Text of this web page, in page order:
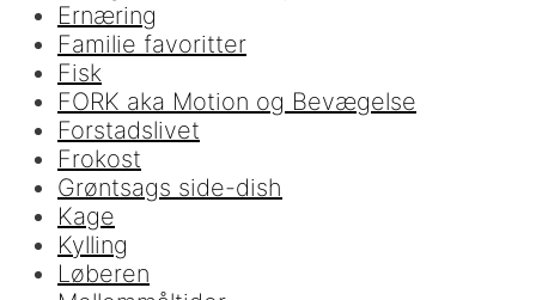
Ernæring
Familie favoritter
Fisk
FORK aka Motion og Bevægelse
Forstadslivet
Frokost
Grøntsags side-dish
Kage
Kylling
Løberen